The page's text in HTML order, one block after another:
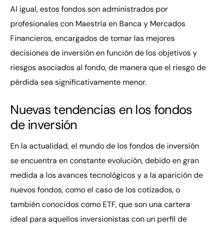
Al igual, estos fondos son administrados por
profesionales con Maestría en Banca y Mercados
Financieros, encargados de tomar las mejores
decisiones de inversión en función de los objetivos y
riesgos asociados al fondo, de manera que el riesgo de
pérdida sea significativamente menor.
Nuevas tendencias en los fondos
de inversión
En la actualidad, el mundo de los fondos de inversión
se encuentra en constante evolución, debido en gran
medida a los avances tecnológicos y a la aparición de
nuevos fondos, como el caso de los cotizados, o
también conocidos como ETF, que son una cartera
ideal para aquellos inversionistas con un perfil de